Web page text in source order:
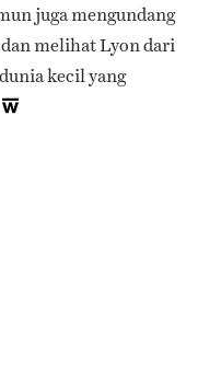
juga mengundang
melihat Lyon dari
kecil yang